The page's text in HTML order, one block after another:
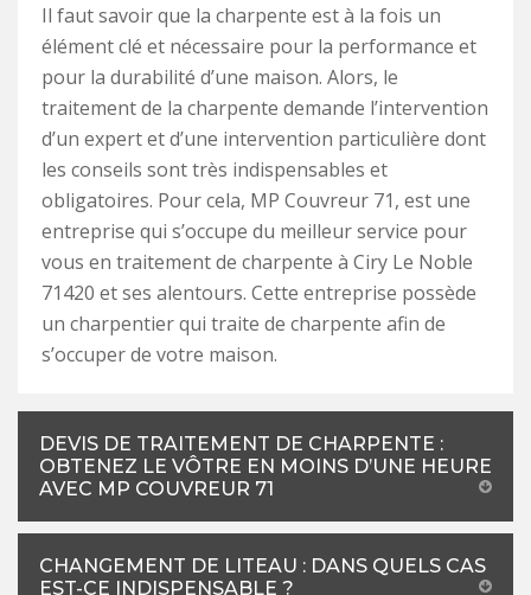
Il faut savoir que la charpente est à la fois un
élément clé et nécessaire pour la performance et
pour la durabilité d’une maison. Alors, le
traitement de la charpente demande l’intervention
d’un expert et d’une intervention particulière dont
les conseils sont très indispensables et
obligatoires. Pour cela, MP Couvreur 71, est une
entreprise qui s’occupe du meilleur service pour
vous en traitement de charpente à Ciry Le Noble
71420 et ses alentours. Cette entreprise possède
un charpentier qui traite de charpente afin de
s’occuper de votre maison.
DEVIS DE TRAITEMENT DE CHARPENTE :
OBTENEZ LE VÔTRE EN MOINS D’UNE HEURE
AVEC MP COUVREUR 71
CHANGEMENT DE LITEAU : DANS QUELS CAS
EST-CE INDISPENSABLE ?